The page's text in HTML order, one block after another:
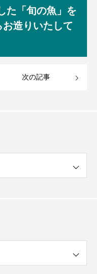
た「旬の魚」を
造りいたして
次の記事